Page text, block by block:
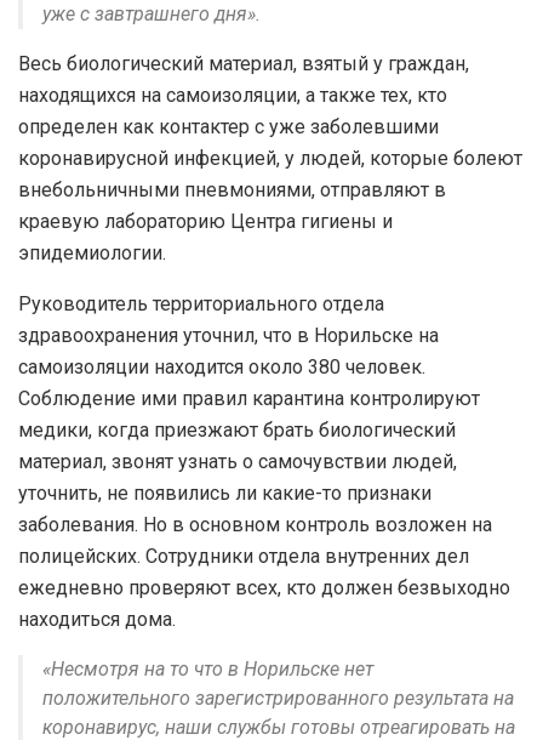
уже с завтрашнего дня».
Весь биологический материал, взятый у граждан,
находящихся на самоизоляции, а также тех, кто
определен как контактер с уже заболевшими
коронавирусной инфекцией, у людей, которые болеют
внебольничными пневмониями, отправляют в
краевую лабораторию Центра гигиены и
эпидемиологии.
Руководитель территориального отдела
здравоохранения уточнил, что в Норильске на
самоизоляции находится около 380 человек.
Соблюдение ими правил карантина контролируют
медики, когда приезжают брать биологический
материал, звонят узнать о самочувствии людей,
уточнить, не появились ли какие-то признаки
заболевания. Но в основном контроль возложен на
полицейских. Сотрудники отдела внутренних дел
ежедневно проверяют всех, кто должен безвыходно
находиться дома.
«Несмотря на то что в Норильске нет
положительного зарегистрированного результата на
коронавирус, наши службы готовы отреагировать на